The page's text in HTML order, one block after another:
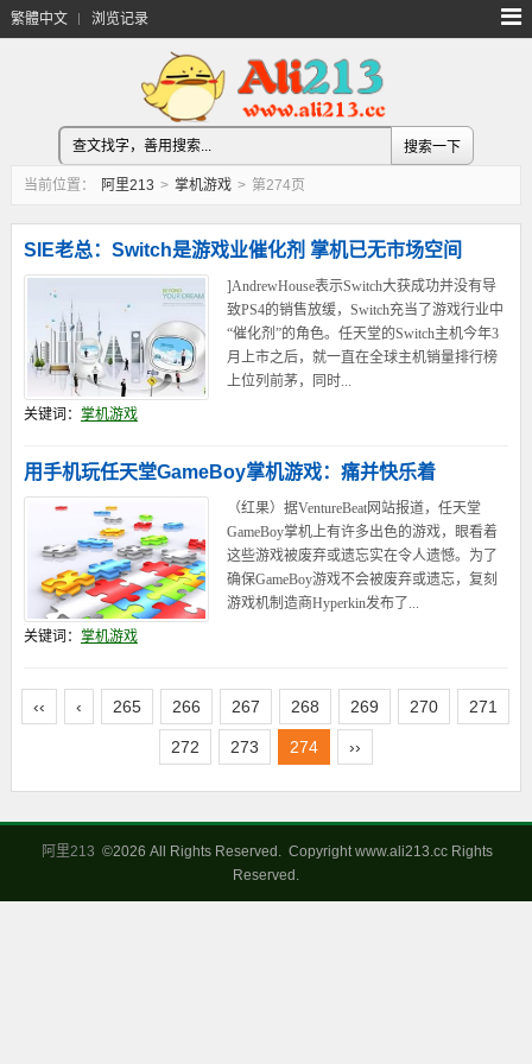
繁體中文 浏览记录
当前位置： 阿里213 > 掌机游戏 > 第274页
SIE老总：Switch是游戏业催化剂 掌机已无市场空间
]AndrewHouse表示Switch大获成功并没有导
致PS4的销售放缓，Switch充当了游戏行业中
“催化剂”的角色。任天堂的Switch主机今年3
月上市之后，就一直在全球主机销量排行榜
上位列前茅，同时...
关键词： 掌机游戏
用手机玩任天堂GameBoy掌机游戏：痛并快乐着
（红果）据VentureBeat网站报道，任天堂
GameBoy掌机上有许多出色的游戏，眼看着
这些游戏被废弃或遗忘实在令人遗憾。为了
确保GameBoy游戏不会被废弃或遗忘，复刻
游戏机制造商Hyperkin发布了...
关键词： 掌机游戏
‹‹ ‹ 265 266 267 268 269 270 271
272 273 274 ››
阿里213 ©2026 All Rights Reserved. Copyright www.ali213.cc Rights
Reserved.